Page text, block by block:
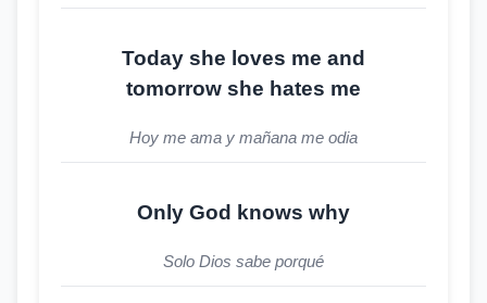
Today she loves me and
tomorrow she hates me
Hoy me ama y mañana me odia
Only God knows why
Solo Dios sabe porqué